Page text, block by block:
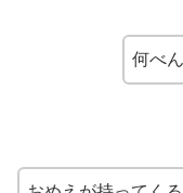
何べ